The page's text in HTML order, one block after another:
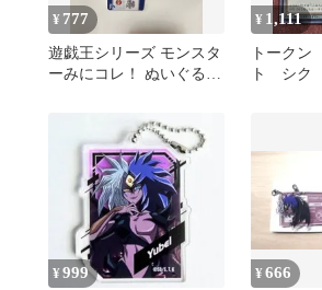
¥ 777
遊戯王シリーズ モンスタ
ーみにコレ！ ぬいぐるみ
¥ 1,111
トーク
ト シク
¥999 ¥666